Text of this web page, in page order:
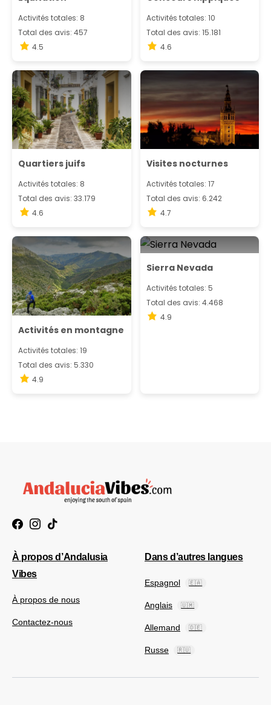
Activités totales: 8
Total des avis: 457
4.5
Activités totales: 10
Total des avis: 15.181
4.6
Quartiers juifs
Activités totales: 8
Total des avis: 33.179
4.6
Visites nocturnes
Activités totales: 17
Total des avis: 6.242
4.7
Activités en montagne
Activités totales: 19
Total des avis: 5.330
4.9
Sierra Nevada
Activités totales: 5
Total des avis: 4.468
4.9
À propos d’Andalusia
Vibes
À propos de nous
Contactez-nous
Dans d’autres langues
Espagnol 🇪🇦
Anglais 🇺🇲
Allemand 🇩🇪
Russe 🇷🇺